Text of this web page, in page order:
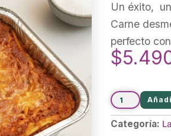
Un éxito,
Carne
perfecto
$
Categoría: